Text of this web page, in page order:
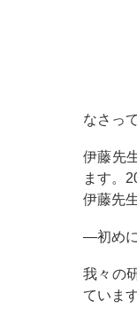
なさっ
伊藤先
ます。
伊藤先
―初め
我々の
ていま